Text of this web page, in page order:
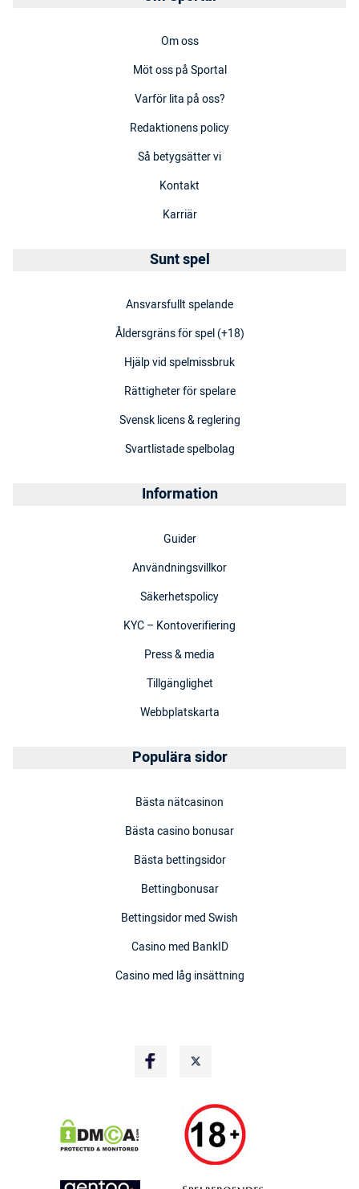
Om oss
Möt oss på Sportal
Varför lita på oss?
Redaktionens policy
Så betygsätter vi
Kontakt
Karriär
Sunt spel
Ansvarsfullt spelande
Åldersgräns för spel (+18)
Hjälp vid spelmissbruk
Rättigheter för spelare
Svensk licens & reglering
Svartlistade spelbolag
Information
Guider
Användningsvillkor
Säkerhetspolicy
KYC – Kontoverifiering
Press & media
Tillgänglighet
Webbplatskarta
Populära sidor
Bästa nätcasinon
Bästa casino bonusar
Bästa bettingsidor
Bettingbonusar
Bettingsidor med Swish
Casino med BankID
Casino med låg insättning